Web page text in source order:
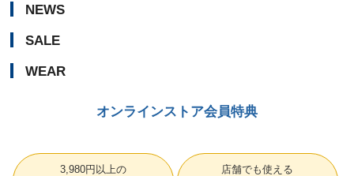
NEWS
SALE
WEAR
オンラインストア会員特典
3,980円以上の
店舗でも使える